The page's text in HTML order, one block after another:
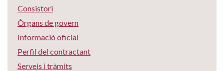
Consistori
Òrgans de govern
Informació oficial
Perfil del contractant
Serveis i tràmits